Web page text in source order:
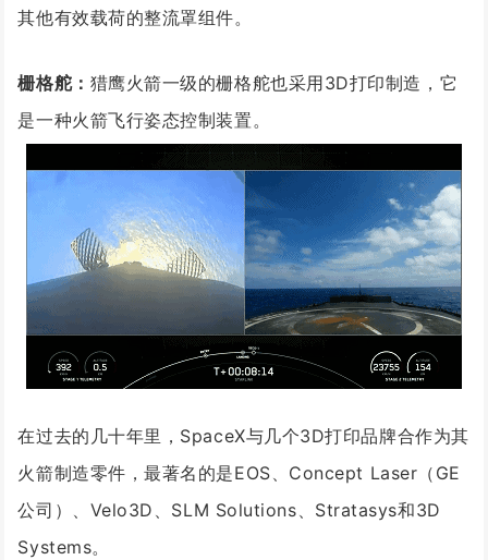
其他有效载荷的整流罩组件。
栅格舵： 猎鹰火箭一级的栅格舵也采用3D打印制造，它
是一种火箭飞行姿态控制装置。
在过去的几十年里，SpaceX与几个3D打印品牌合作为其
火箭制造零件，最著名的是EOS、Concept Laser（GE
公司）、Velo3D、SLM Solutions、Stratasys和3D
Systems。